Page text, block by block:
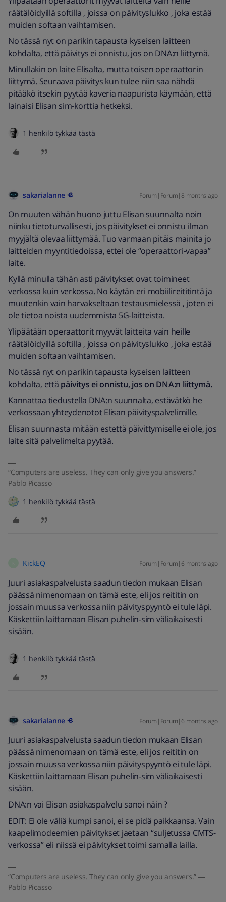
räätälöidyillä softilla , joissa on päivityslukko , joka estää
muiden softaan vaihtamisen.
No tässä nyt on parikin tapausta kyseisen laitteen
kohdalta, että päivitys ei onnistu, jos on DNA:n liittymä.
Minullakin on laite Elisalta, mutta toisen operaattorin
liittymä. Seuraava päivitys kun tulee niin saa nähdä
pitääkö itsekin pyytää kaveria naapurista käymään, että
lainaisi Elisan sim-korttia hetkeksi.
1 henkilö tykkää tästä
sakarialanne Forum|Forum|8 months ago
On muuten vähän huono juttu Elisan suunnalta noin
niinku tietoturvallisesti, jos päivitykset ei onnistu ilman
myyjältä olevaa liittymää. Tuo varmaan pitäis mainita jo
laitteiden myyntitiedoissa, ettei ole “operaattori-vapaa”
laite.
Kyllä minulla tähän asti päivitykset ovat toimineet
verkossa kuin verkossa. No käytän eri mobiilireititintä ja
muutenkin vain harvakseltaan testausmielessä , joten ei
ole tietoa noista uudemmista 5G-laitteista.
Ylipäätään operaattorit myyvät laitteita vain heille
räätälöidyillä softilla , joissa on päivityslukko , joka estää
muiden softaan vaihtamisen.
No tässä nyt on parikin tapausta kyseisen laitteen
kohdalta, että päivitys ei onnistu, jos on DNA:n liittymä.
Kannattaa tiedustella DNA:n suunnalta, estävätkö he
verkossaan yhteydenotot Elisan päivityspalvelimille.
Elisan suunnasta mitään estettä päivittymiselle ei ole, jos
laite sitä palvelimelta pyytää.
“Computers are useless. They can only give you answers.” ―
Pablo Picasso
1 henkilö tykkää tästä
KickEQ Forum|Forum|6 months ago
Juuri asiakaspalvelusta saadun tiedon mukaan Elisan
päässä nimenomaan on tämä este, eli jos reititin on
jossain muussa verkossa niin päivityspyyntö ei tule läpi.
Käskettiin laittamaan Elisan puhelin-sim väliaikaisesti
sisään.
1 henkilö tykkää tästä
sakarialanne Forum|Forum|6 months ago
Juuri asiakaspalvelusta saadun tiedon mukaan Elisan
päässä nimenomaan on tämä este, eli jos reititin on
jossain muussa verkossa niin päivityspyyntö ei tule läpi.
Käskettiin laittamaan Elisan puhelin-sim väliaikaisesti
sisään.
DNA:n vai Elisan asiakaspalvelu sanoi näin ?
EDIT: Ei ole väliä kumpi sanoi, ei se pidä paikkaansa. Vain
kaapelimodeemien päivitykset jaetaan “suljetussa CMTS-
verkossa” eli niissä ei päivitykset toimi samalla lailla.
“Computers are useless. They can only give you answers.” ―
Pablo Picasso